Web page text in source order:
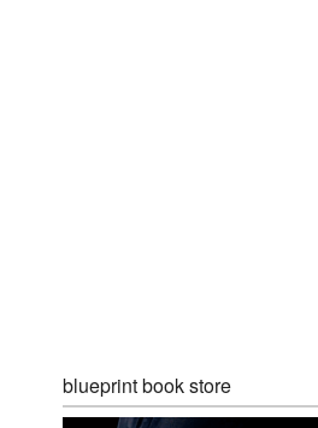
blueprint book store